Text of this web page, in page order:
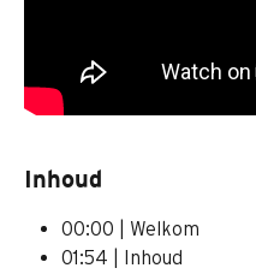
Inhoud
00:00 | Welkom
01:54 | Inhoud